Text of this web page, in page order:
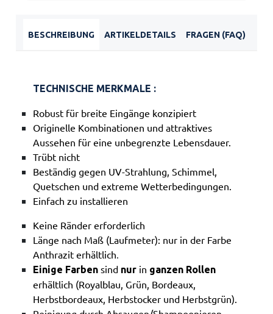
BESCHREIBUNG ARTIKELDETAILS FRAGEN (FAQ)
TECHNISCHE MERKMALE :
Robust für breite Eingänge konzipiert
Originelle Kombinationen und attraktives
Aussehen für eine unbegrenzte Lebensdauer.
Trübt nicht
Beständig gegen UV-Strahlung, Schimmel,
Quetschen und extreme Wetterbedingungen.
Einfach zu installieren
Keine Ränder erforderlich
Länge nach Maß (Laufmeter): nur in der Farbe
Anthrazit erhältlich.
Einige Farben sind nur in ganzen Rollen
erhältlich (Royalblau, Grün, Bordeaux,
Herbstbordeaux, Herbstocker und Herbstgrün).